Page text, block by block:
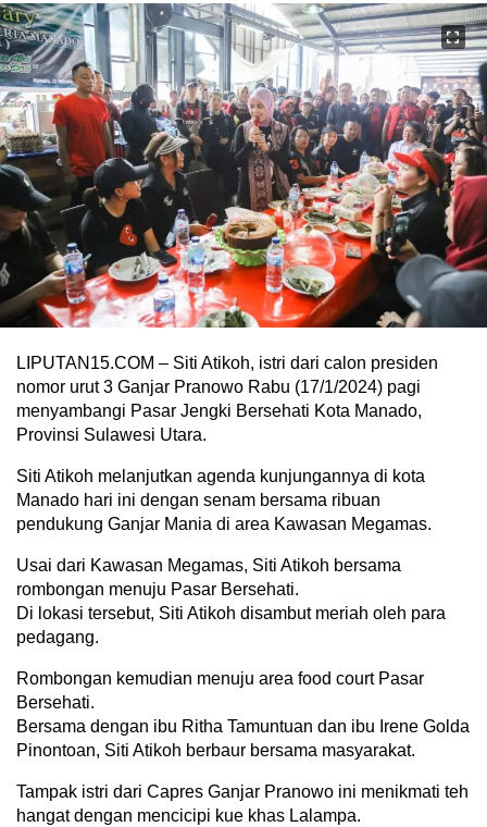
LIPUTAN15.COM – Siti Atikoh, istri dari calon presiden
nomor urut 3 Ganjar Pranowo Rabu (17/1/2024) pagi
menyambangi Pasar Jengki Bersehati Kota Manado,
Provinsi Sulawesi Utara.
Siti Atikoh melanjutkan agenda kunjungannya di kota
Manado hari ini dengan senam bersama ribuan
pendukung Ganjar Mania di area Kawasan Megamas.
Usai dari Kawasan Megamas, Siti Atikoh bersama
rombongan menuju Pasar Bersehati.
Di lokasi tersebut, Siti Atikoh disambut meriah oleh para
pedagang.
Rombongan kemudian menuju area food court Pasar
Bersehati.
Bersama dengan ibu Ritha Tamuntuan dan ibu Irene Golda
Pinontoan, Siti Atikoh berbaur bersama masyarakat.
Tampak istri dari Capres Ganjar Pranowo ini menikmati teh
hangat dengan mencicipi kue khas Lalampa.